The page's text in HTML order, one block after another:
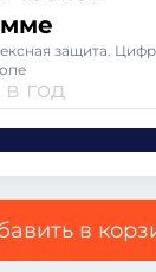
защита.
в год
в